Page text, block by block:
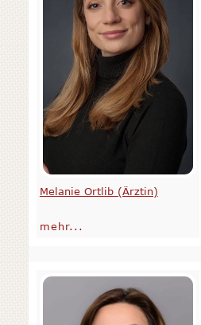
Melanie Ortlib (Ärztin)
mehr...